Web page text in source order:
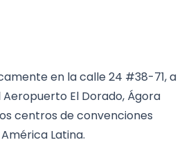
en la calle 24 #38-71, a
Aeropuerto El Dorado, Ágora
centros de convenciones
Latina.